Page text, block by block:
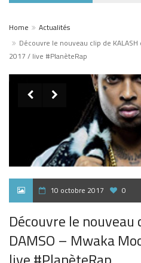
Home
Actualités
Découvre le nouveau clip de
2017 / live #PlanèteRap
 
10 octobre 2017 0
Découvre le nouveau
DAMSO – Mwaka